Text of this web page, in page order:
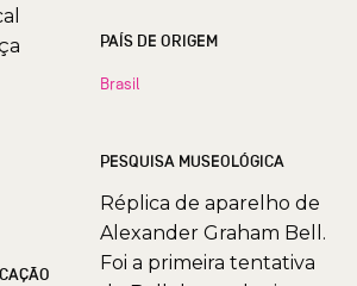
PAÍS DE ORIGEM
Brasil
PESQUISA MUSEOLÓGICA
Réplica de aparelho de
Alexander Graham Bell.
Foi a primeira tentativa